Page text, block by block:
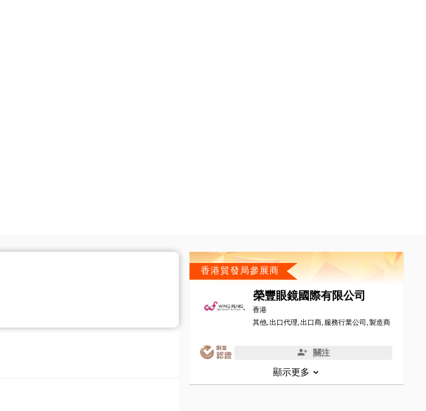
香港貿發局參展商
榮豐眼鏡國際有限公司
香港
其他, 出口代理, 出口商, 服務行業公司, 製造商
關注
顯示更多